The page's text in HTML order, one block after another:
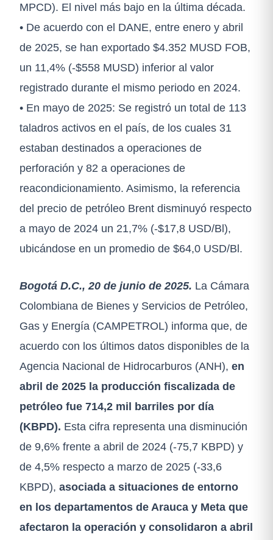
MPCD). El nivel más bajo en la última década.
• De acuerdo con el DANE, entre enero y abril
de 2025, se han exportado $4.352 MUSD FOB,
un 11,4% (-$558 MUSD) inferior al valor
registrado durante el mismo periodo en 2024.
• En mayo de 2025: Se registró un total de 113
taladros activos en el país, de los cuales 31
estaban destinados a operaciones de
perforación y 82 a operaciones de
reacondicionamiento. Asimismo, la referencia
del precio de petróleo Brent disminuyó respecto
a mayo de 2024 un 21,7% (-$17,8 USD/Bl),
ubicándose en un promedio de $64,0 USD/Bl.
Bogotá D.C., 20 de junio de 2025. La Cámara
Colombiana de Bienes y Servicios de Petróleo,
Gas y Energía (CAMPETROL) informa que, de
acuerdo con los últimos datos disponibles de la
Agencia Nacional de Hidrocarburos (ANH), en
abril de 2025 la producción fiscalizada de
petróleo fue 714,2 mil barriles por día
(KBPD). Esta cifra representa una disminución
de 9,6% frente a abril de 2024 (-75,7 KBPD) y
de 4,5% respecto a marzo de 2025 (-33,6
KBPD), asociada a situaciones de entorno
en los departamentos de Arauca y Meta que
afectaron la operación y consolidaron a abril